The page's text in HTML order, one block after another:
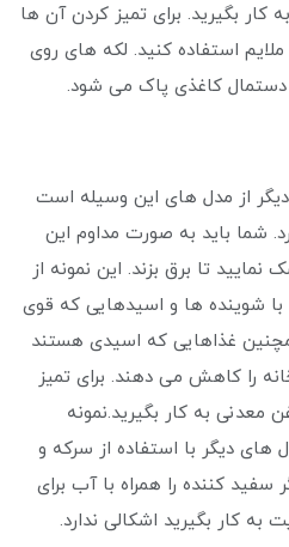
بگیرید. برای تمیز کردن آن ها
استفاده کنید. لکه های روی
دستمال کاغذی پاک می شود.
از مدل‌ های این وسیله است
شما باید به صورت مداوم این
تا برق بزند. این نمونه از
شوینده ها و اسیدهایی که قوی
غذاهایی که اسیدی هستند
را کاهش می دهند. برای تمیز
معدنی به کار بگیرید.نمونه
های دیگر با استفاده از سرکه و
کننده را همراه با آب برای
به کار بگیرید اشکالی ندارد.